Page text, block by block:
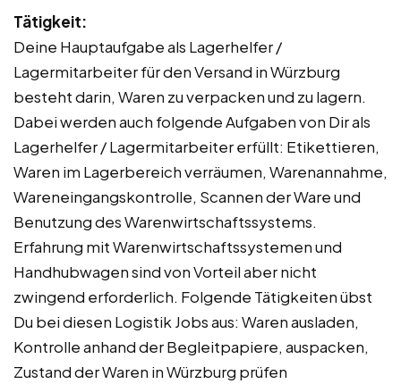
Tätigkeit:
Deine Hauptaufgabe als Lagerhelfer /
Lagermitarbeiter für den Versand in Würzburg
besteht darin, Waren zu verpacken und zu lagern.
Dabei werden auch folgende Aufgaben von Dir als
Lagerhelfer / Lagermitarbeiter erfüllt: Etikettieren,
Waren im Lagerbereich verräumen, Warenannahme,
Wareneingangskontrolle, Scannen der Ware und
Benutzung des Warenwirtschaftssystems.
Erfahrung mit Warenwirtschaftssystemen und
Handhubwagen sind von Vorteil aber nicht
zwingend erforderlich. Folgende Tätigkeiten übst
Du bei diesen Logistik Jobs aus: Waren ausladen,
Kontrolle anhand der Begleitpapiere, auspacken,
Zustand der Waren in Würzburg prüfen